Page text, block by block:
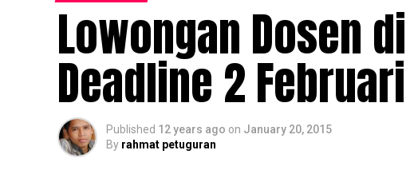
Lowongan Dosen
Deadline 2 Februari
Published 12 years ago on January 20, 2015
By rahmat petuguran